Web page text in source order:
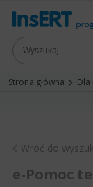
Strona główna Dla
Wróć do
e-Pomoc